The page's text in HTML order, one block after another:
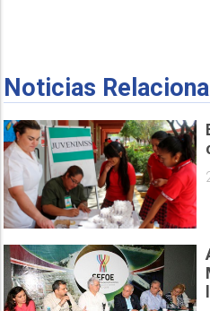
Noticias